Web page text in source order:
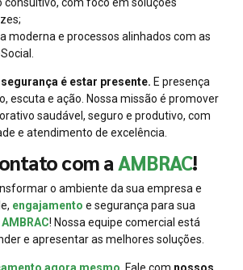
moderna e processos alinhados com as
é estar presente. E presença
escuta e ação. Nossa missão é promover
saudável, seguro e produtivo, com
e atendimento de excelência.
com aAMBRAC!
o ambiente da sua empresa e
engajamento e segurança para sua
AMBRAC! Nossa equipe comercial está
e apresentar as melhores soluções.
agora mesmo . Fale com nossos